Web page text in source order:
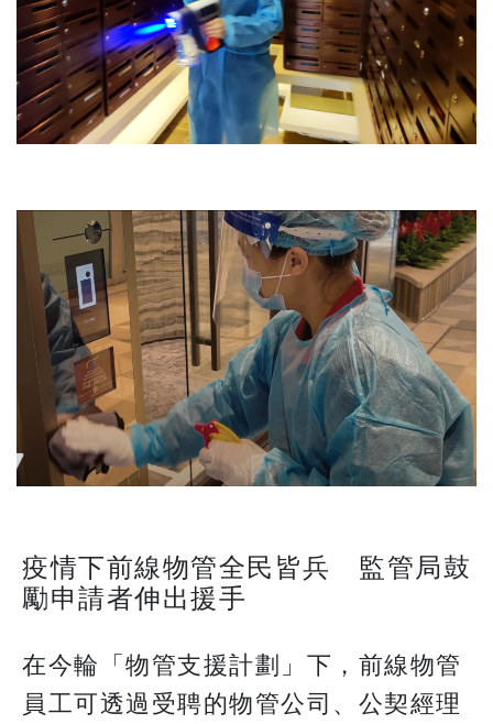
疫情下前線物管全民皆兵 監管局鼓
勵申請者伸出援手
在今輪「物管支援計劃」下，前線物管
員工可透過受聘的物管公司、公契經理